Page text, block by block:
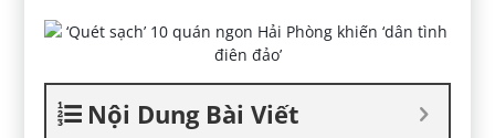
Nội Dung Bài Viết